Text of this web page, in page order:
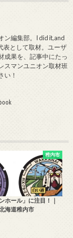
ン編集部。I did it,and
表として取材。ユーザ
成果を、記事中にたっ
スマンユニオン取材班
い！
稚内市
ホール」に注目！｜
海道稚内市